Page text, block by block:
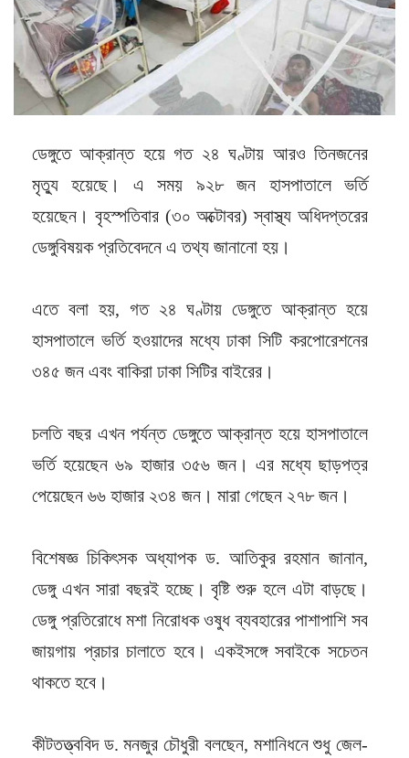
ডেঙ্গুতে আক্রান্ত হয়ে গত ২৪ ঘণ্টায় আরও তিনজনের
মৃত্যু হয়েছে। এ সময় ৯২৮ জন হাসপাতালে ভর্তি
হয়েছেন। বৃহস্পতিবার (৩০ অক্টোবর) স্বাস্থ্য অধিদপ্তরের
ডেঙ্গুবিষয়ক প্রতিবেদনে এ তথ্য জানানো হয়।
এতে বলা হয়, গত ২৪ ঘণ্টায় ডেঙ্গুতে আক্রান্ত হয়ে
হাসপাতালে ভর্তি হওয়াদের মধ্যে ঢাকা সিটি করপোরেশনের
৩৪৫ জন এবং বাকিরা ঢাকা সিটির বাইরের।
চলতি বছর এখন পর্যন্ত ডেঙ্গুতে আক্রান্ত হয়ে হাসপাতালে
ভর্তি হয়েছেন ৬৯ হাজার ৩৫৬ জন। এর মধ্যে ছাড়পত্র
পেয়েছেন ৬৬ হাজার ২৩৪ জন। মারা গেছেন ২৭৮ জন।
বিশেষজ্ঞ চিকিৎসক অধ্যাপক ড. আতিকুর রহমান জানান,
ডেঙ্গু এখন সারা বছরই হচ্ছে। বৃষ্টি শুরু হলে এটা বাড়ছে।
ডেঙ্গু প্রতিরোধে মশা নিরোধক ওষুধ ব্যবহারের পাশাপাশি সব
জায়গায় প্রচার চালাতে হবে। একইসঙ্গে সবাইকে সচেতন
থাকতে হবে।
কীটতত্ত্ববিদ ড. মনজুর চৌধুরী বলছেন, মশানিধনে শুধু জেল-